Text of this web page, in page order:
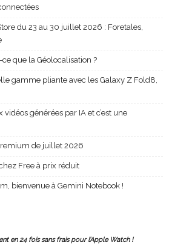
du 23 au 30 juillet 2026 : Foretales,
que la Géolocalisation ?
gamme pliante avec les Galaxy Z Fold8,
vidéos générées par IA et c’est une
de juillet 2026
Free à prix réduit
bienvenue à Gemini Notebook !
en 24 fois sans frais pour l’Apple Watch !